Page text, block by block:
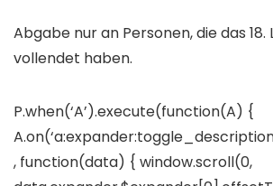
Abgabe nur an Personen, die das 18.
vollendet haben.
P.when(‘A’).execute(function(A) {
, function(data) { window.scroll(0,